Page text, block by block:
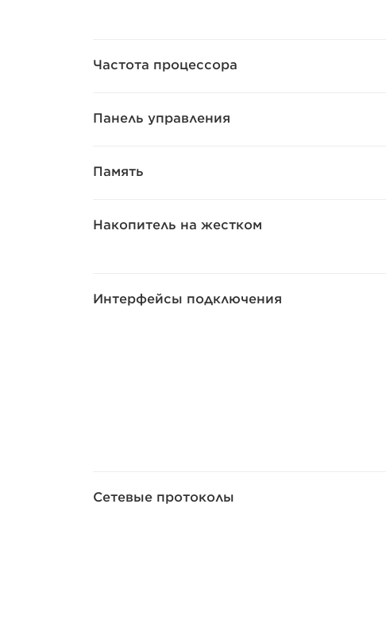
Частота процессора
Панель управления
Память
Накопитель на жестком
Интерфейсы подключения
Сетевые протоколы